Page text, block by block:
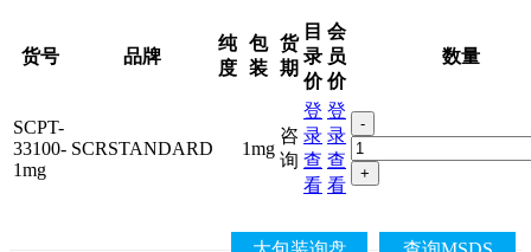
货号 品牌
纯
度
包
装
货
期
目
录
价
会
员
价
数量
SCPT-
33100-
1mg
SCRSTANDARD 1mg
咨
询
登
录
查
看
登
录
查
看
-
+